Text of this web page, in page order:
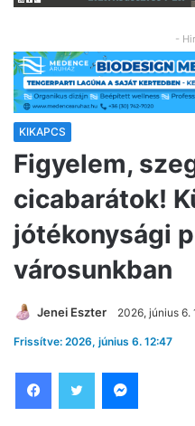
-
KIKAPCS
Figyelem,
cicabarátok!
jótékonysági
városunkban
Jenei Eszter 2026, június 6.
Frissítve: 2026, június 6. 12:47